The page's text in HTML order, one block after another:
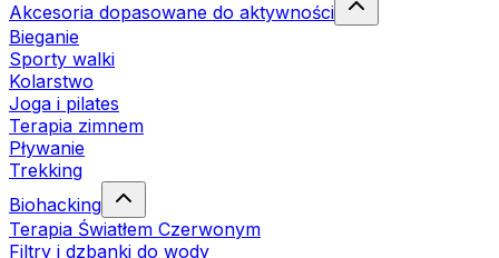
Akcesoria dopasowane do aktywności
Bieganie
Sporty walki
Kolarstwo
Joga i pilates
Terapia zimnem
Pływanie
Trekking
Biohacking
Terapia Światłem Czerwonym
Filtry i dzbanki do wody